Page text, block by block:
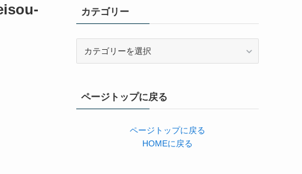
カテゴリー
ーページトップに戻る
ページトップに戻る
HOMEに戻る